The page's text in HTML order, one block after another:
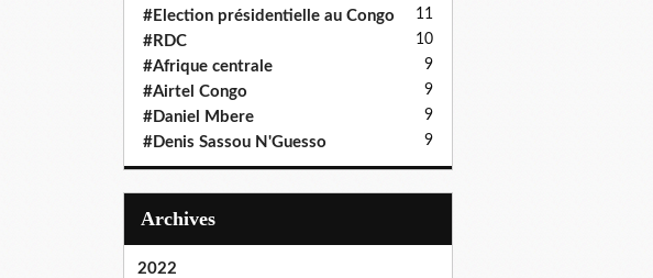
#Election présidentielle au Congo 11
#RDC 10
#Afrique centrale 9
#Airtel Congo 9
#Daniel Mbere 9
#Denis Sassou N'Guesso 9
Archives
2022